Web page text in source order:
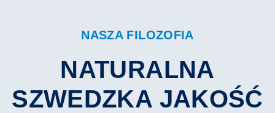
NASZA FILOZOFIA
NATURALNA
SZWEDZKA JAKOŚĆ